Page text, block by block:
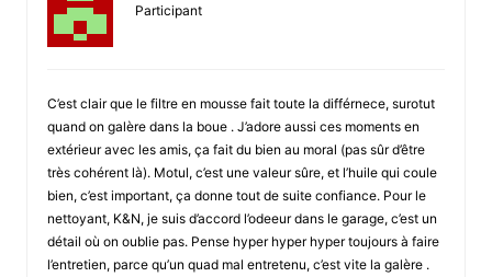
Participant
C’est clair que le filtre en mousse fait toute la différnece, surotut
quand on galère dans la boue . J’adore aussi ces moments en
extérieur avec les amis, ça fait du bien au moral (pas sûr d’être
très cohérent là). Motul, c’est une valeur sûre, et l’huile qui coule
bien, c’est important, ça donne tout de suite confiance. Pour le
nettoyant, K&N, je suis d’accord l’odeeur dans le garage, c’est un
détail où on oublie pas. Pense hyper hyper hyper toujours à faire
l’entretien, parce qu’un quad mal entretenu, c’est vite la galère .